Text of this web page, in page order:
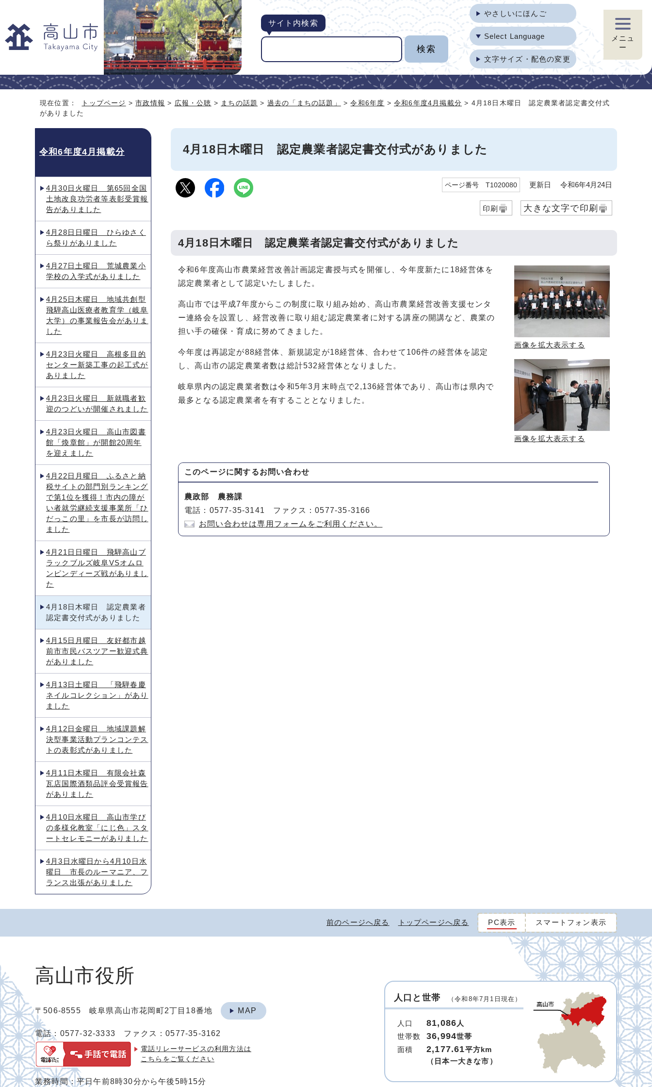
サイト内検索
やさしいにほんご
Select Language
文字サイズ・配色の変更
メニュ
ー
現在位置： トップページ >市政情報 > 広報・公聴 > まちの話題 > 過去の「まちの話題」 >令和6年度 >令和6年度4月掲載分 > 4月18日木曜日 認定農業者認定書交付式
がありました
4月18日木曜日 認定農業者認定書交付式がありました
ページ番号 T1020080 更新日 令和6年4月24日
印刷 大きな文字で印刷
4月18日木曜日 認定農業者認定書交付式がありました
画像を拡大表示する
画像を拡大表示する
令和6年度高山市農業経営改善計画認定書授与式を開催し、今年度新たに18経営体を
認定農業者として認定いたしました。
高山市では平成7年度からこの制度に取り組み始め、高山市農業経営改善支援センタ
ー連絡会を設置し、経営改善に取り組む認定農業者に対する講座の開講など、農業の
担い手の確保・育成に努めてきました。
今年度は再認定が88経営体、新規認定が18経営体、合わせて106件の経営体を認定
し、高山市の認定農業者数は総計532経営体となりました。
岐阜県内の認定農業者数は令和5年3月末時点で2,136経営体であり、高山市は県内で
最多となる認定農業者を有することとなりました。
このページに関するお問い合わせ
農政部 農務課
電話：0577-35-3141 ファクス：0577-35-3166
お問い合わせは専用フォームをご利用ください。
令和6年度4月掲載分
4月30日火曜日 第65回全国
土地改良功労者等表彰受賞報
告がありました
4月28日日曜日 ひらゆさく
ら祭りがありました
4月27日土曜日 荒城農業小
学校の入学式がありました
4月25日木曜日 地域共創型
飛騨高山医療者教育学（岐阜
大学）の事業報告会がありま
した
4月23日火曜日 高根多目的
センター新築工事の起工式が
ありました
4月23日火曜日 新就職者歓
迎のつどいが開催されました
4月23日火曜日 高山市図書
館「煥章館」が開館20周年
を迎えました
4月22日月曜日 ふるさと納
税サイトの部門別ランキング
で第1位を獲得！市内の障が
い者就労継続支援事業所「ひ
だっこの里」を市長が訪問し
ました
4月21日日曜日 飛騨高山ブ
ラックブルズ岐阜VSオムロ
ンピンディーズ戦がありまし
た
4月18日木曜日 認定農業者
認定書交付式がありました
4月15日月曜日 友好都市越
前市市民バスツアー歓迎式典
がありました
4月13日土曜日 「飛騨春慶
ネイルコレクション」があり
ました
4月12日金曜日 地域課題解
決型事業活動プランコンテス
トの表彰式がありました
4月11日木曜日 有限会社森
瓦店国際酒類品評会受賞報告
がありました
4月10日水曜日 高山市学び
の多様化教室「にじ色」スタ
ートセレモニーがありました
4月3日水曜日から4月10日水
曜日 市長のルーマニア、フ
ランス出張がありました
前のページへ戻る トップページへ戻る PC表示 スマートフォン表示
高山市役所
〒506-8555 岐阜県高山市花岡町2丁目18番地 MAP
電話：0577-32-3333 ファクス：0577-35-3162
電話リレーサービスの利用方法は
こちらをご覧ください
業務時間：平日午前8時30分から午後5時15分
人口と世帯 （令和8年7月1日現在）
人口 81,086 人
世帯数
36,994世帯
面積
2,177.61平方km
（日本一大きな市）